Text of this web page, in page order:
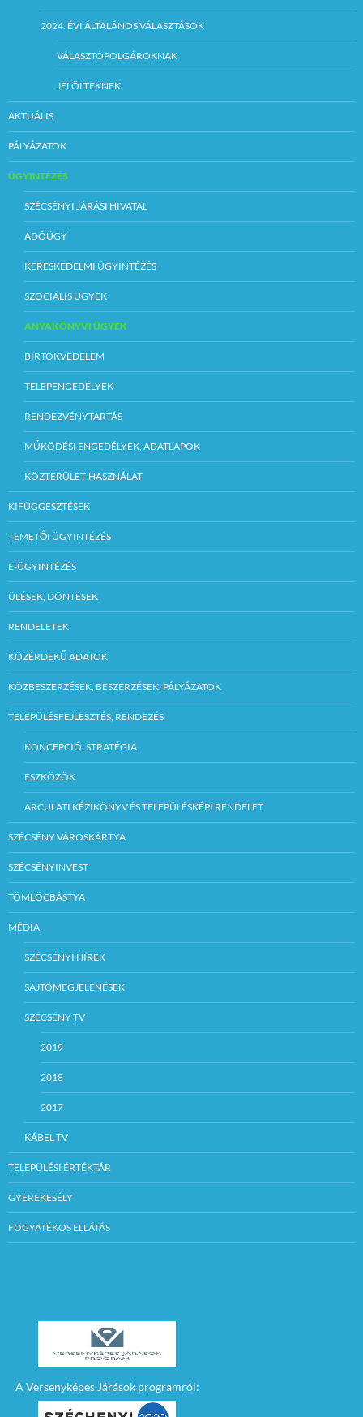
2024. ÉVI ÁLTALÁNOS VÁLASZTÁSOK
VÁLASZTÓPOLGÁROKNAK
JELÖLTEKNEK
AKTUÁLIS
PÁLYÁZATOK
ÜGYINTÉZÉS
SZÉCSÉNYI JÁRÁSI HIVATAL
ADÓÜGY
KERESKEDELMI ÜGYINTÉZÉS
SZOCIÁLIS ÜGYEK
ANYAKÖNYVI ÜGYEK
BIRTOKVÉDELEM
TELEPENGEDÉLYEK
RENDEZVÉNYTARTÁS
MŰKÖDÉSI ENGEDÉLYEK, ADATLAPOK
KÖZTERÜLET-HASZNÁLAT
KIFÜGGESZTÉSEK
TEMETŐI ÜGYINTÉZÉS
E-ÜGYINTÉZÉS
ÜLÉSEK, DÖNTÉSEK
RENDELETEK
KÖZÉRDEKŰ ADATOK
KÖZBESZERZÉSEK, BESZERZÉSEK, PÁLYÁZATOK
TELEPÜLÉSFEJLESZTÉS, RENDEZÉS
KONCEPCIÓ, STRATÉGIA
ESZKÖZÖK
ARCULATI KÉZIKÖNYV ÉS TELEPÜLÉSKÉPI RENDELET
SZÉCSÉNY VÁROSKÁRTYA
SZÉCSÉNYINVEST
TÖMLÖCBÁSTYA
MÉDIA
SZÉCSÉNYI HÍREK
SAJTÓMEGJELENÉSEK
SZÉCSÉNY TV
2019
2018
2017
KÁBEL TV
TELEPÜLÉSI ÉRTÉKTÁR
GYEREKESÉLY
FOGYATÉKOS ELLÁTÁS
A Versenyképes Járások programról: